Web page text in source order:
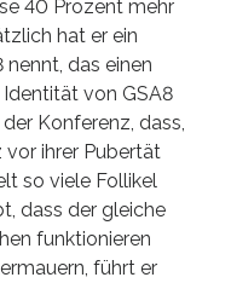
40 Prozent mehr
hat er ein
nennt, das einen
von GSA8
Konferenz, dass,
vor ihrer Pubertät
so viele Follikel
dass der gleiche
funktionieren
führt er